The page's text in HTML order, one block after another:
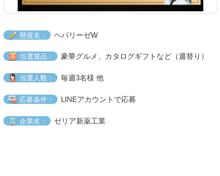
懸賞名： ヘパリーゼW
当選賞品： 豪華グルメ、カタログギフトなど（週替り）
当選人数： 毎週3名様 他
応募条件： LINEアカウントで応募
企業名： ゼリア新薬工業